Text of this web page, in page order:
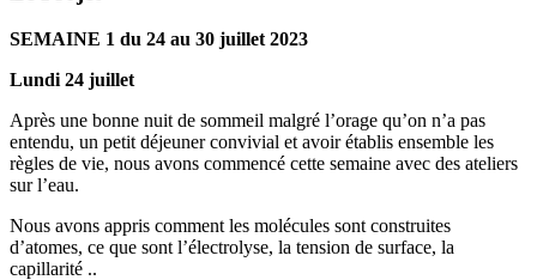
SEMAINE 1 du 24 au 30 juillet 2023
Lundi 24 juillet
Après une bonne nuit de sommeil malgré l’orage qu’on n’a pas
entendu, un petit déjeuner convivial et avoir établis ensemble les
règles de vie, nous avons commencé cette semaine avec des ateliers
sur l’eau.
Nous avons appris comment les molécules sont construites
d’atomes, ce que sont l’électrolyse, la tension de surface, la
capillarité ..